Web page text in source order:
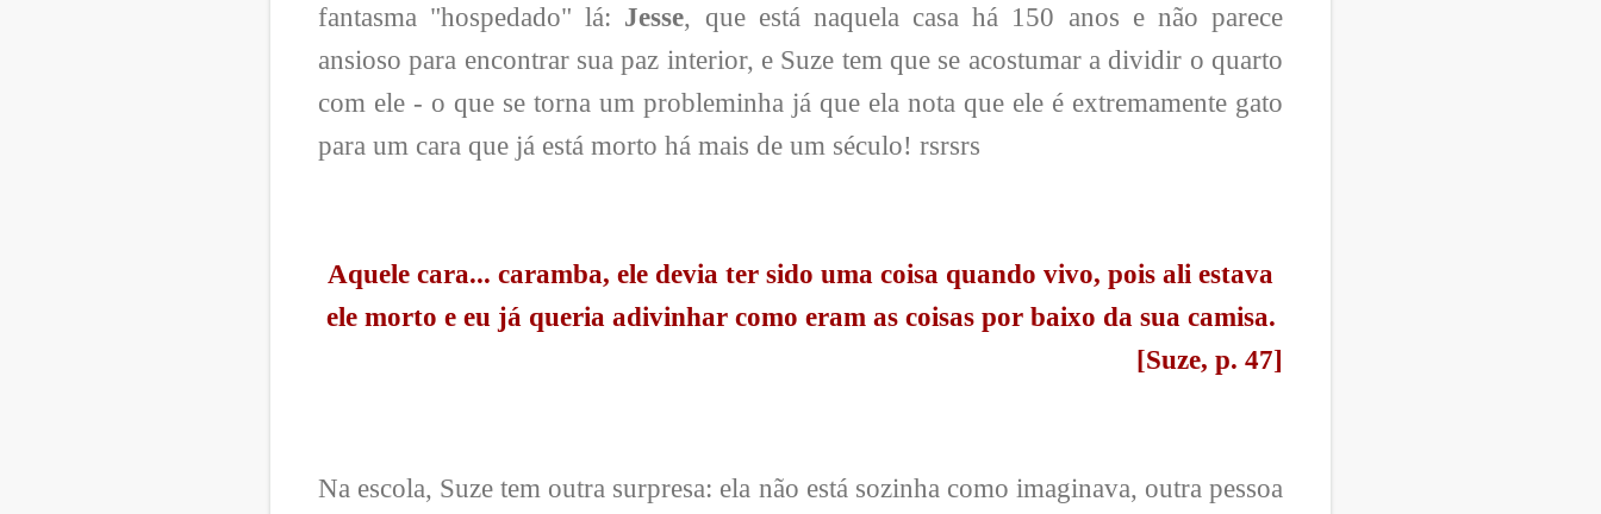
fantasma "hospedado" lá: Jesse, que está naquela casa há 150 anos e não parece
ansioso para encontrar sua paz interior, e Suze tem que se acostumar a dividir o quarto
com ele - o que se torna um probleminha já que ela nota que ele é extremamente gato
para um cara que já está morto há mais de um século! rsrsrs
Aquele cara... caramba, ele devia ter sido uma coisa quando vivo, pois ali estava
ele morto e eu já queria adivinhar como eram as coisas por baixo da sua camisa.
[Suze, p. 47]
Na escola, Suze tem outra surpresa: ela não está sozinha como imaginava, outra pessoa